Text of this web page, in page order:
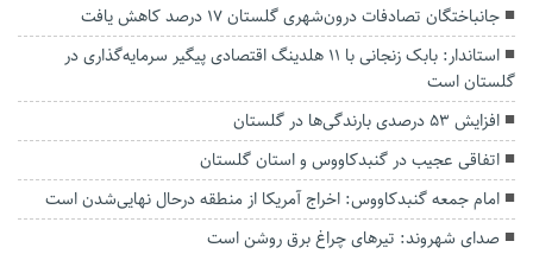
جانباختگان تصادفات درون‌شهری گلستان ۱۷ درصد کاهش یافت
استاندار: بابک زنجانی با ۱۱ هلدینگ اقتصادی پیگیر سرمایه‌گذاری در
گلستان است
افزایش ۵۳ درصدی بارندگی‌ها در گلستان
اتفاقی عجیب در‌ گنبدکاووس و استان گلستان
امام جمعه گنبدکاووس: اخراج آمریکا از منطقه درحال نهایی‌شدن است
صدای شهروند: تیرهای چراغ برق روشن است